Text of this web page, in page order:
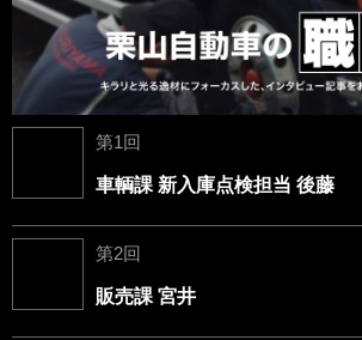
第1回
車輌課 新入庫点検担当 後藤
第2回
販売課 宮井